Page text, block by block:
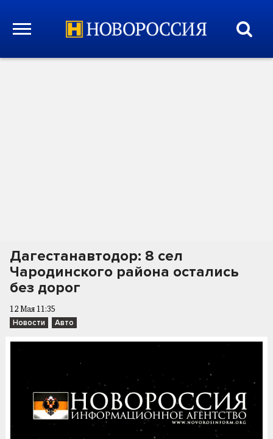
Дагестанавтодор: 8 сел
Чародинского района остались
без дорог
12 Мая 11:35
Новости Авто